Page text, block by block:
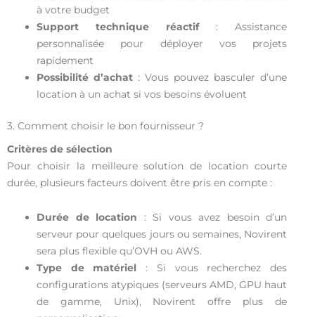
à votre budget
Support technique réactif: Assistance
personnalisée pour déployer vos projets
rapidement
Possibilité d’achat : Vous pouvez basculer d’une
location à un achat si vos besoins évoluent
3. Comment choisir le bon fournisseur ?
Critères de sélection
Pour choisir la meilleure solution de location courte
durée, plusieurs facteurs doivent être pris en compte :
Durée de location : Si vous avez besoin d’un
serveur pour quelques jours ou semaines, Novirent
sera plus flexible qu’OVH ou AWS.
Type de matériel : Si vous recherchez des
configurations atypiques (serveurs AMD, GPU haut
de gamme, Unix), Novirent offre plus de